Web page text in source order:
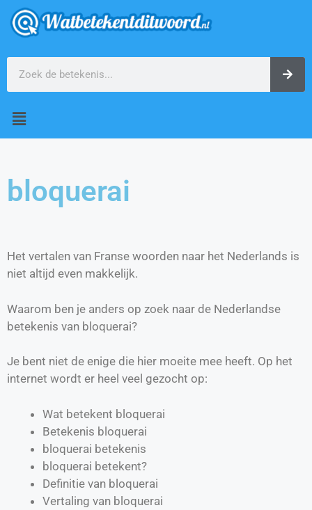
bloquerai
Het vertalen van Franse woorden naar het Nederlands is
niet altijd even makkelijk.
Waarom ben je anders op zoek naar de Nederlandse
betekenis van bloquerai?
Je bent niet de enige die hier moeite mee heeft. Op het
internet wordt er heel veel gezocht op:
Wat betekent bloquerai
Betekenis bloquerai
bloquerai betekenis
bloquerai betekent?
Definitie van bloquerai
Vertaling van bloquerai